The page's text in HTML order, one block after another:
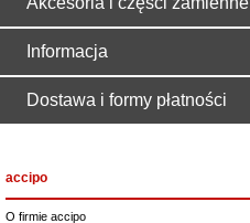
Informacja
Dostawa i formy płatności
accipo
O firmie accipo